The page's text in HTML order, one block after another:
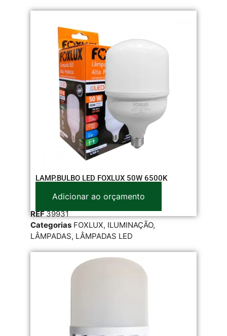
LAMP.BULBO LED FOXLUX 50W 6500K
Adicionar ao orçamento
REF39931
Categorias FOXLUX, ILUMINAÇÃO,
LÂMPADAS, LÂMPADAS LED